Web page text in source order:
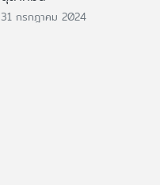
31 กรกฎาคม 2024